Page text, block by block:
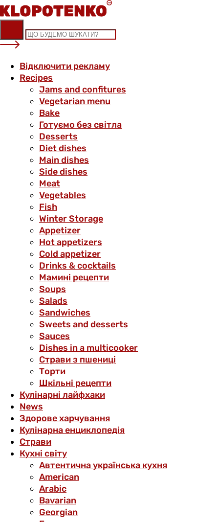
Skip
to
content
Відключити рекламу
Recipes
Jams and confitures
Vegetarian menu
Bake
Готуємо без світла
Desserts
Diet dishes
Main dishes
Side dishes
Meat
Vegetables
Fish
Winter Storage
Аppetizer
Hot appetizers
Cold appetizer
Drinks & cocktails
Мамині рецепти
Soups
Salads
Sandwiches
Sweets and desserts
Sauces
Dishes in a multicooker
Страви з пшениці
Торти
Шкільні рецепти
Кулінарні лайфхаки
News
Здорове харчування
Кулінарна енциклопедія
Страви
Кухні світу
Автентична українська кухня
American
Arabic
Bavarian
Georgian